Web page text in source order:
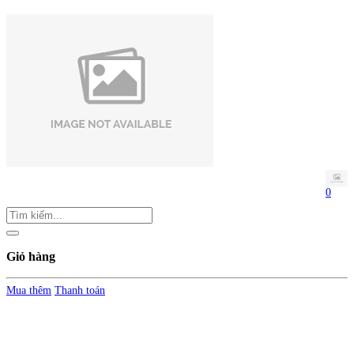
0
Giỏ hàng
Mua thêm Thanh toán